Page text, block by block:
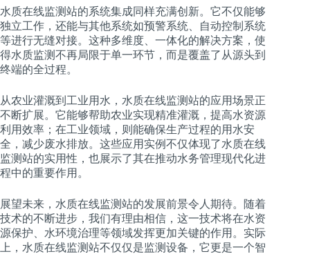
水质在线监测站的系统集成同样充满创新。它不仅能够
独立工作，还能与其他系统如预警系统、自动控制系统
等进行无缝对接。这种多维度、一体化的解决方案，使
得水质监测不再局限于单一环节，而是覆盖了从源头到
终端的全过程。
从农业灌溉到工业用水，水质在线监测站的应用场景正
不断扩展。它能够帮助农业实现精准灌溉，提高水资源
利用效率；在工业领域，则能确保生产过程的用水安
全，减少废水排放。这些应用实例不仅体现了水质在线
监测站的实用性，也展示了其在推动水务管理现代化进
程中的重要作用。
展望未来，水质在线监测站的发展前景令人期待。随着
技术的不断进步，我们有理由相信，这一技术将在水资
源保护、水环境治理等领域发挥更加关键的作用。实际
上，水质在线监测站不仅仅是监测设备，它更是一个智